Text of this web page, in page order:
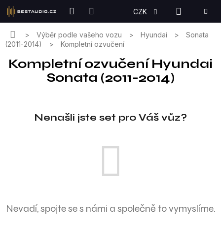
Přejít
obsah
CZK
KOŠÍK
DomůVýběr podle vašeho vozu Hyundai
Sonata
(2011-2014)
Kompletní ozvučení
Kompletní ozvučení Hyundai
Sonata (2011-2014)
Nenašli jste set pro Váš vůz?
Nevadí, spojte se s námi a společně to vymyslíme.